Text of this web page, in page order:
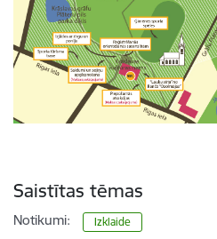
Saistītas tēmas
Notikumi: Izklaide